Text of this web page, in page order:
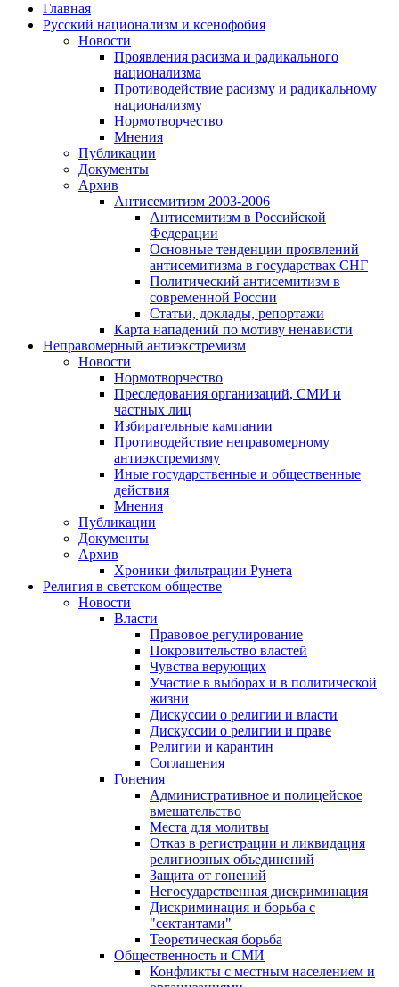
Главная
Русский национализм и ксенофобия
Новости
Проявления расизма и радикального
национализма
Противодействие расизму и радикальному
национализму
Нормотворчество
Мнения
Публикации
Документы
Архив
Антисемитизм 2003-2006
Антисемитизм в Российской
Федерации
Основные тенденции проявлений
антисемитизма в государствах СНГ
Политический антисемитизм в
современной России
Статьи, доклады, репортажи
Карта нападений по мотиву ненависти
Неправомерный антиэкстремизм
Новости
Нормотворчество
Преследования организаций, СМИ и
частных лиц
Избирательные кампании
Противодействие неправомерному
антиэкстремизму
Иные государственные и общественные
действия
Мнения
Публикации
Документы
Архив
Хроники фильтрации Рунета
Религия в светском обществе
Новости
Власти
Правовое регулирование
Покровительство властей
Чувства верующих
Участие в выборах и в политической
жизни
Дискуссии о религии и власти
Дискуссии о религии и праве
Религии и карантин
Соглашения
Гонения
Административное и полицейское
вмешательство
Места для молитвы
Отказ в регистрации и ликвидация
религиозных объединений
Защита от гонений
Негосударственная дискриминация
Дискриминация и борьба с
"сектантами"
Теоретическая борьба
Общественность и СМИ
Конфликты с местным населением и